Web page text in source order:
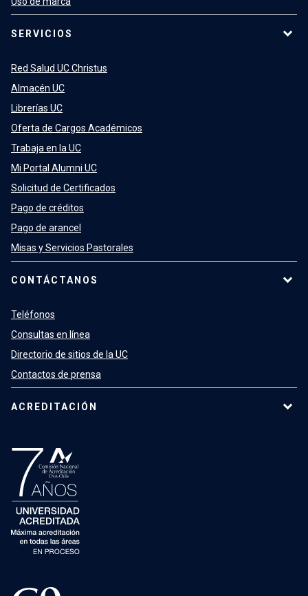
SERVICIOS
Red Salud UC Christus
Almacén UC
Librerías UC
Oferta de Cargos Académicos
Trabaja en la UC
Mi Portal Alumni UC
Solicitud de Certificados
Pago de créditos
Pago de arancel
Misas y Servicios Pastorales
CONTÁCTANOS
Teléfonos
Consultas en línea
Directorio de sitios de la UC
Contactos de prensa
ACREDITACIÓN